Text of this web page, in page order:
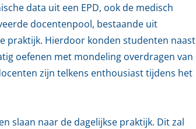
data uit een EPD, ook de medisch
docentenpool, bestaande uit
praktijk. Hierdoor konden studenten naast
oefenen met mondeling overdragen van
zijn telkens enthousiast tijdens het
slaan naar de dagelijkse praktijk. Dit zal